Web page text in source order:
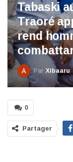
Tabaski
Traoré
rend
Par Xibaaru
0
Partager